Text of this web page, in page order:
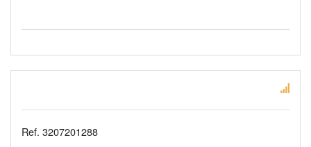
Ref. 3207201288